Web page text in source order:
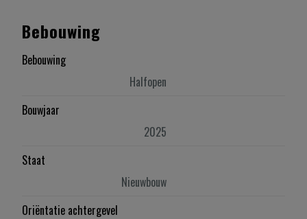
Bebouwing
Bebouwing
Halfopen
Bouwjaar
2025
Staat
Nieuwbouw
Oriëntatie achtergevel